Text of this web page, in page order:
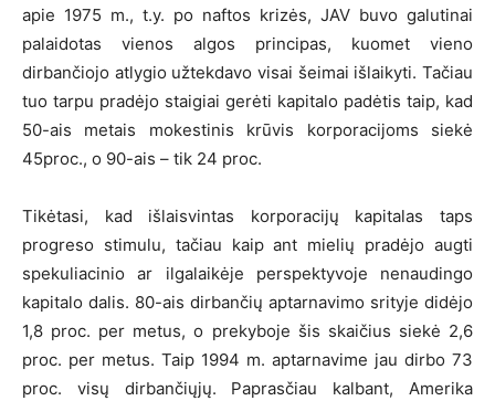
apie 1975 m., t.y. po naftos krizės, JAV buvo galutinai
palaidotas vienos algos principas, kuomet vieno
dirbančiojo atlygio užtekdavo visai šeimai išlaikyti. Tačiau
tuo tarpu pradėjo staigiai gerėti kapitalo padėtis taip, kad
50-ais metais mokestinis krūvis korporacijoms siekė
45proc., o 90-ais – tik 24 proc.
Tikėtasi, kad išlaisvintas korporacijų kapitalas taps
progreso stimulu, tačiau kaip ant mielių pradėjo augti
spekuliacinio ar ilgalaikėje perspektyvoje nenaudingo
kapitalo dalis. 80-ais dirbančių aptarnavimo srityje didėjo
1,8 proc. per metus, o prekyboje šis skaičius siekė 2,6
proc. per metus. Taip 1994 m. aptarnavime jau dirbo 73
proc. visų dirbančiųjų. Paprasčiau kalbant, Amerika